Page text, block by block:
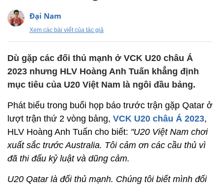
Đại Nam
Xem các bài viết của tác giả
Dù gặp các đối thủ mạnh ở VCK U20 châu Á
2023 nhưng HLV Hoàng Anh Tuấn khẳng định
mục tiêu của U20 Việt Nam là ngôi đầu bảng.
Phát biểu trong buổi họp báo trước trận gặp Qatar ở
lượt trận thứ 2 vòng bảng, VCK U20 châu Á 2023,
HLV Hoàng Anh Tuấn cho biết: "U20 Việt Nam chơi
xuất sắc trước Australia. Tôi cảm ơn các cầu thủ vì
đã thi đấu kỷ luật và dũng cảm.
U20 Qatar là đối thủ mạnh. Chúng tôi biết mình đối